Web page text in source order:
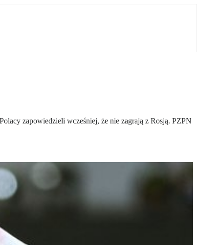
zapowiedzieli wcześniej, że nie zagrają z Rosją. PZPN